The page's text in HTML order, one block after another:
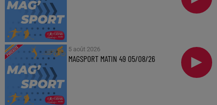
5 août 2026
MAGSPORT MATIN 49 05/08/26